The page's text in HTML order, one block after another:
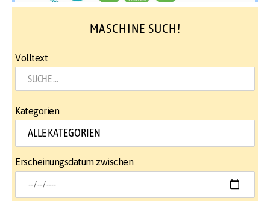
MASCHINE SUCH!
Volltext
Kategorien
Erscheinungsdatum zwischen